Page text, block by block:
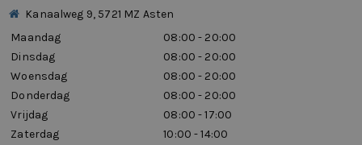
Kanaalweg 9, 5721 MZ Asten
Maandag
08:00 - 20:00
Dinsdag
08:00 - 20:00
Woensdag
08:00 - 20:00
Donderdag
08:00 - 20:00
Vrijdag
08:00 - 17:00
Zaterdag
10:00 - 14:00